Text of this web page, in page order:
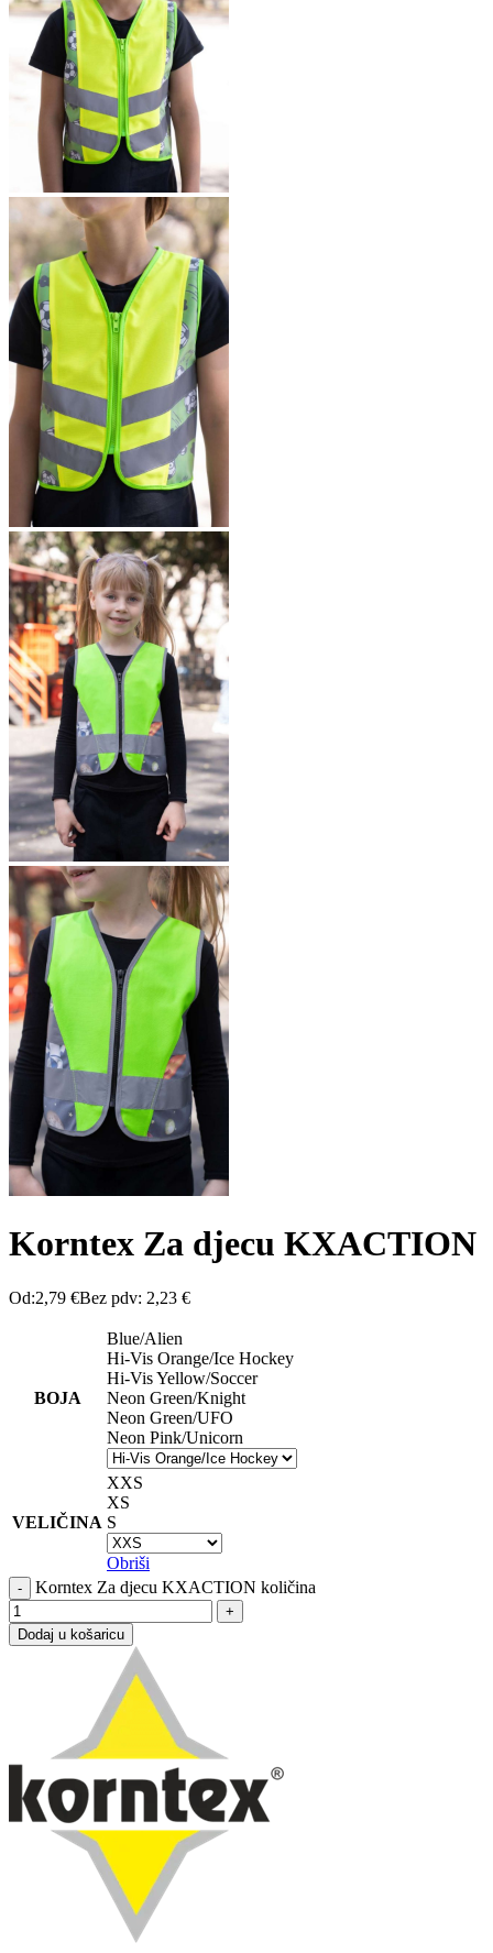
Korntex Za djecu KXACTION
Od:2,79 €Bez pdv: 2,23 €
BOJA
Blue/Alien
Hi-Vis Orange/Ice Hockey
Hi-Vis Yellow/Soccer
Neon Green/Knight
Neon Green/UFO
Neon Pink/Unicorn
VELIČINA
XXS
XS
S
Obriši
Korntex Za djecu KXACTION količina
Dodaj u košaricu